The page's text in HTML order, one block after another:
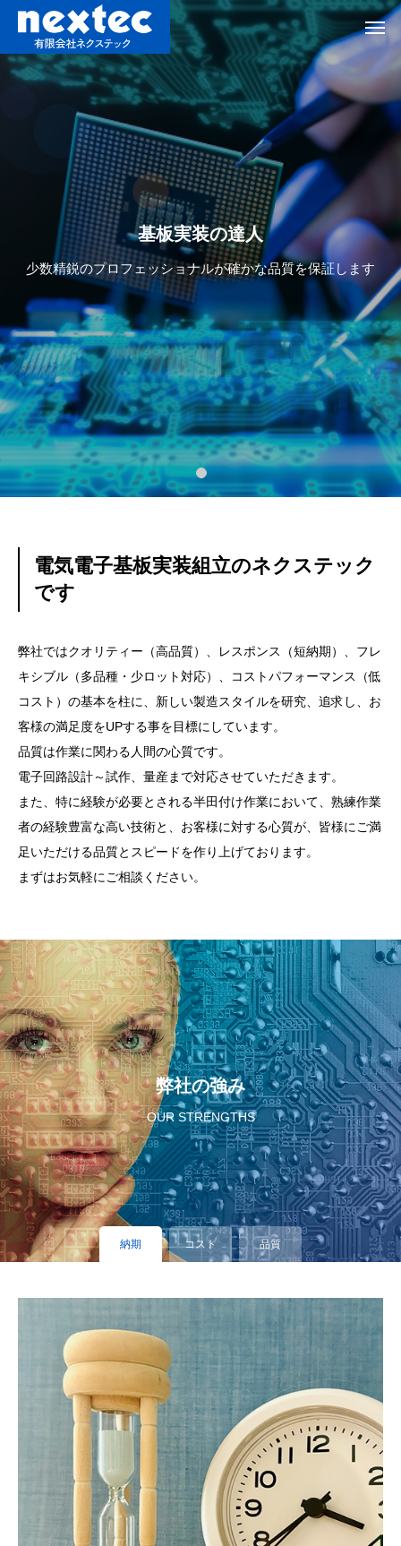
基板実装の達人
少数精鋭のプロフェッショナルが確かな品質を保証します
電気電子基板実装組立のネクステック
です
弊社ではクオリティー（高品質）、レスポンス（短納期）、フレ
キシブル（多品種・少ロット対応）、コストパフォーマンス（低
コスト）の基本を柱に、新しい製造スタイルを研究、追求し、お
客様の満足度をUPする事を目標にしています。
品質は作業に関わる人間の心質です。
電子回路設計～試作、量産まで対応させていただきます。
また、特に経験が必要とされる半田付け作業において、熟練作業
者の経験豊富な高い技術と、お客様に対する心質が、皆様にご満
足いただける品質とスピードを作り上げております。
まずはお気軽にご相談ください。
弊社の強み
OUR STRENGTHS
納期 コスト 品質